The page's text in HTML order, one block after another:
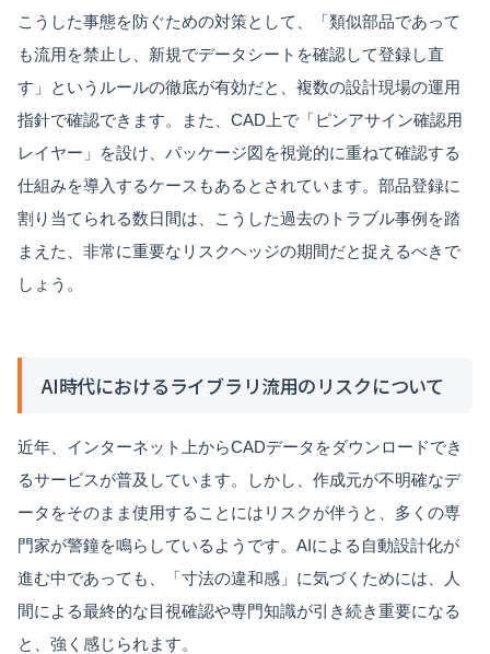
こうした事態を防ぐための対策として、「類似部品であって
も流用を禁止し、新規でデータシートを確認して登録し直
す」というルールの徹底が有効だと、複数の設計現場の運用
指針で確認できます。また、CAD上で「ピンアサイン確認用
レイヤー」を設け、パッケージ図を視覚的に重ねて確認する
仕組みを導入するケースもあるとされています。部品登録に
割り当てられる数日間は、こうした過去のトラブル事例を踏
まえた、非常に重要なリスクヘッジの期間だと捉えるべきで
しょう。
AI時代におけるライブラリ流用のリスクについて
近年、インターネット上からCADデータをダウンロードでき
るサービスが普及しています。しかし、作成元が不明確なデ
ータをそのまま使用することにはリスクが伴うと、多くの専
門家が警鐘を鳴らしているようです。AIによる自動設計化が
進む中であっても、「寸法の違和感」に気づくためには、人
間による最終的な目視確認や専門知識が引き続き重要になる
と、強く感じられます。